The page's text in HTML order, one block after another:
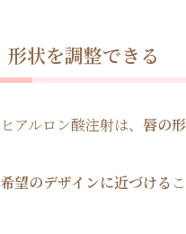
形状を調整できる
ヒアルロン酸注射は、 唇の
希望のデザインに近づける